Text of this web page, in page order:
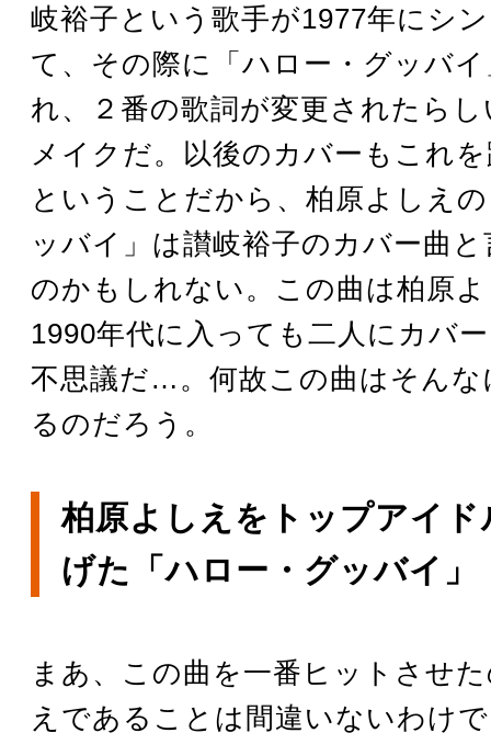
岐裕子という歌手が1977年にシ
て、その際に「ハロー・グッバ
れ、２番の歌詞が変更されたら
メイクだ。以後のカバーもこれ
ということだから、柏原よしえ
ッバイ」は讃岐裕子のカバー曲
のかもしれない。この曲は柏原
1990年代に入っても二人にカバ
不思議だ…。何故この曲はそんな
るのだろう。
柏原よしえをトップアイド
げた「ハロー・グッバイ」
まあ、この曲を一番ヒットさせ
えであることは間違いないわけ